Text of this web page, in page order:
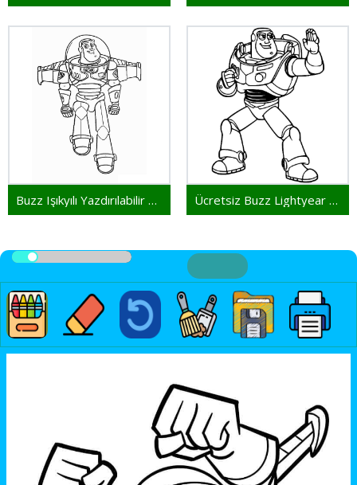
Buzz Işıkyılı Yazdırılabilir Ücretsiz Ücretsiz Buzz Lightyear Yazdırılacak